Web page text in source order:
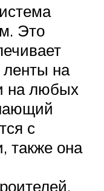
Это
на
на любых
с
также она